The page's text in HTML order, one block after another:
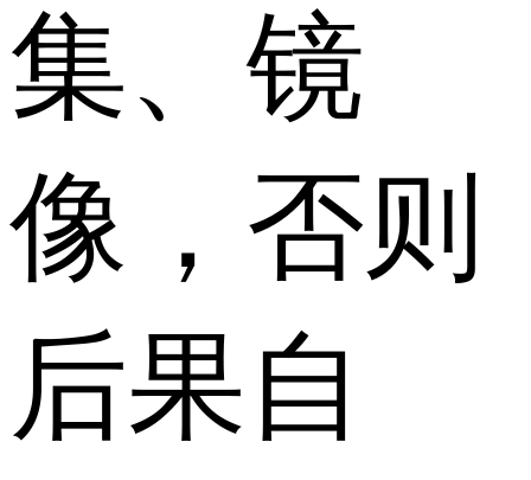
集、镜
像，否则
后果自